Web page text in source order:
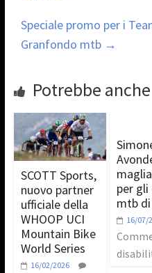
Speciale promo per i
Granfondo mtb →
Potrebbe
SCOTT Sports,
nuovo partner
ufficiale della
WHOOP UCI
Mountain Bike
World Series
16/02/2026
per gli
mtb
16/07/